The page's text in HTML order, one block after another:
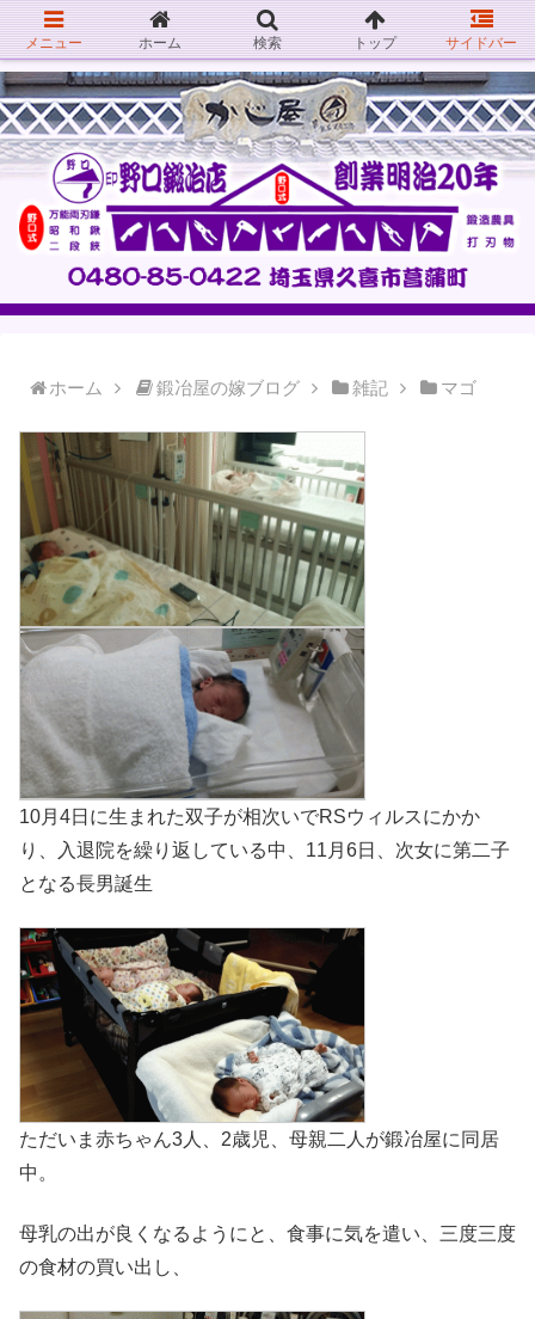
ホーム 鍛冶屋の嫁ブログ 雑記 マゴ
10月4日に生まれた双子が相次いでRSウィルスにかか
り、入退院を繰り返している中、11月6日、次女に第二子
となる長男誕生
ただいま赤ちゃん3人、2歳児、母親二人が鍛冶屋に同居
中。
母乳の出が良くなるようにと、食事に気を遣い、三度三度
の食材の買い出し、
メニュー ホーム 検索 トップ サイドバー